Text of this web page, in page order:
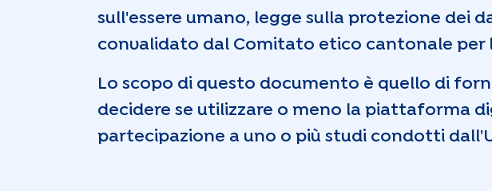
sull'essere umano, legge sulla protezione dei
convalidato dal Comitato etico cantonale per
Lo scopo di questo documento è quello di
decidere se utilizzare o meno la piattaforma
partecipazione a uno o più studi condotti